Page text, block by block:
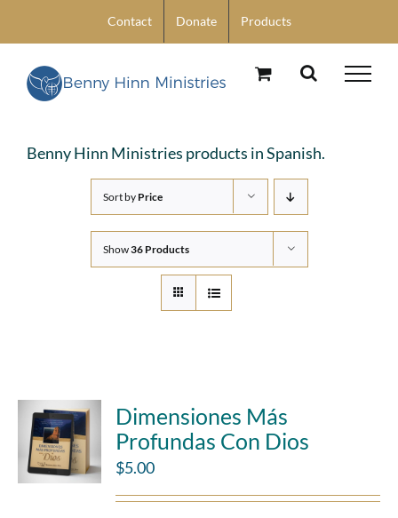
content
Contact Donate Products
Benny Hinn Ministries products in Spanish.
Sort by Price
Show36 Products
Dimensiones Más
Profundas Con Dios
$5.00